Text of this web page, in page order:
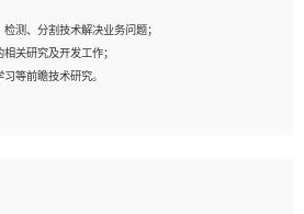
统运维经验，复杂问题排查思路清晰。
检测、图像识别、OCR、NLP等AI算法有深刻理
从业经验者优先。具有大数据技术背景者优先；
能力，善于学习思考、创新与团队协作，认真负责、
测、分割技术解决业务问题；
关研究及开发工作；
等前瞻技术研究。
熟悉python和spark开发；